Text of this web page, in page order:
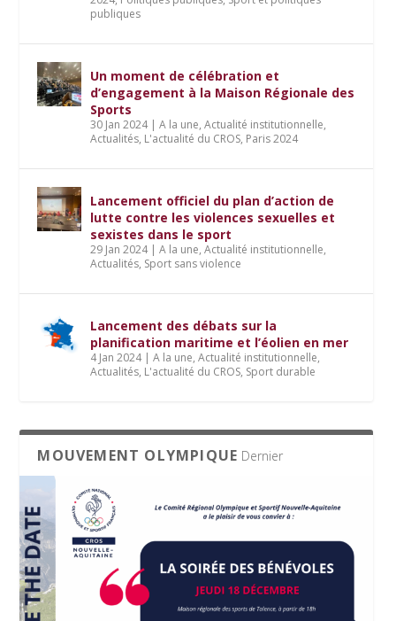
publiques
Un moment de célébration et
d’engagement à la Maison Régionale des
Sports
30 Jan 2024|A la une,Actualité institutionnelle,
Actualités, L'actualité du CROS, Paris 2024
Lancement officiel du plan d’action de
lutte contre les violences sexuelles et
sexistes dans le sport
29 Jan 2024|A la une,Actualité institutionnelle,
Actualités, Sport sans violence
Lancement des débats sur la
planification maritime et l’éolien en mer
4 Jan 2024|A la une,Actualité institutionnelle,
Actualités, L'actualité du CROS, Sport durable
MOUVEMENT OLYMPIQUE Dernier